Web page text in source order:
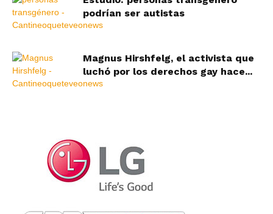
podrían ser autistas
Magnus Hirshfelg, el activista que
luchó por los derechos gay hace...